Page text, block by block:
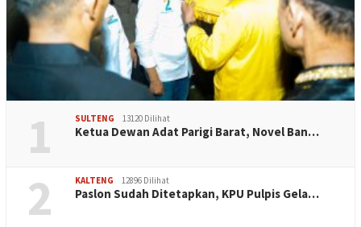
1 SULTENG 13120 Dilihat
Ketua Dewan Adat Parigi Barat, Novel Ban…
2 KALTENG 12896 Dilihat
Paslon Sudah Ditetapkan, KPU Pulpis Gela…